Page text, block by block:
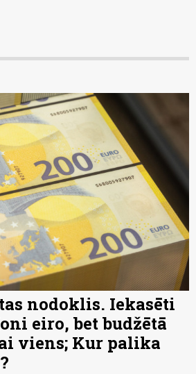
nodoklis. Iekasēti
eiro, bet budžētā
viens; Kur palika